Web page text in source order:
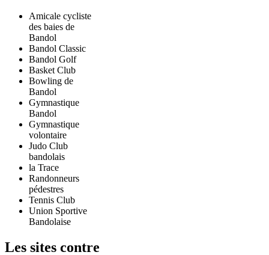
Amicale cycliste
des baies de
Bandol
Bandol Classic
Bandol Golf
Basket Club
Bowling de
Bandol
Gymnastique
Bandol
Gymnastique
volontaire
Judo Club
bandolais
la Trace
Randonneurs
pédestres
Tennis Club
Union Sportive
Bandolaise
Les sites contre